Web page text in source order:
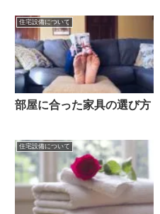
住宅設備について
部屋に合った家具の選び方
住宅設備について